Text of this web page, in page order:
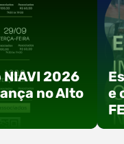
2026
no Alto
e